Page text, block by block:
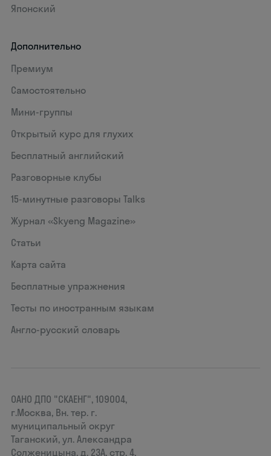
Японский
Дополнительно
Премиум
Самостоятельно
Мини-группы
Открытый курс для глухих
Бесплатный английский
Разговорные клубы
15‑минутные разговоры Talks
Журнал «Skyeng Magazine»
Статьи
Карта сайта
Бесплатные упражнения
Тесты по иностранным языкам
Англо-русский словарь
ОАНО ДПО "СКАЕНГ", 109004,
г.Москва, Вн. тер. г.
муниципальный округ
Таганский, ул. Александра
Солженицына, д. 23А, стр. 4,